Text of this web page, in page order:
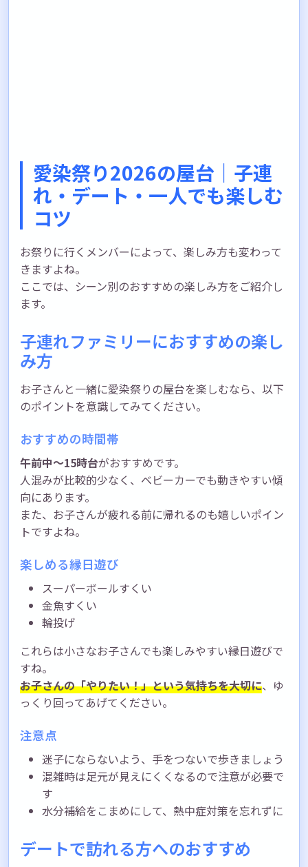
愛染祭り2026の屋台｜子連
れ・デート・一人でも楽しむ
コツ
お祭りに行くメンバーによって、楽しみ方も変わって
きますよね。
ここでは、シーン別のおすすめの楽しみ方をご紹介し
ます。
子連れファミリーにおすすめの楽し
み方
お子さんと一緒に愛染祭りの屋台を楽しむなら、以下
のポイントを意識してみてください。
おすすめの時間帯
午前中〜15時台がおすすめです。
人混みが比較的少なく、ベビーカーでも動きやすい傾
向にあります。
また、お子さんが疲れる前に帰れるのも嬉しいポイン
トですよね。
楽しめる縁日遊び
スーパーボールすくい
金魚すくい
輪投げ
これらは小さなお子さんでも楽しみやすい縁日遊びで
すね。
お子さんの「やりたい！」という気持ちを大切に、ゆ
っくり回ってあげてください。
注意点
迷子にならないよう、手をつないで歩きましょう
混雑時は足元が見えにくくなるので注意が必要で
す
水分補給をこまめにして、熱中症対策を忘れずに
デートで訪れる方へのおすすめ